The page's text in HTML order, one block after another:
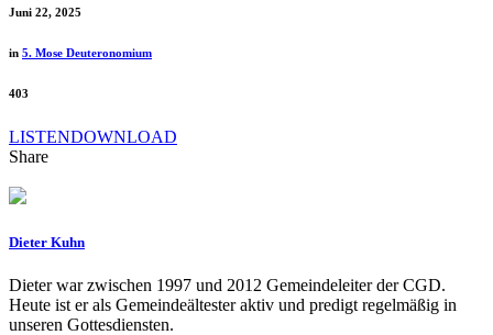
Juni 22, 2025
in 5. Mose Deuteronomium
403
LISTENDOWNLOAD
Share
Dieter Kuhn
Dieter war zwischen 1997 und 2012 Gemeindeleiter der CGD.
Heute ist er als Gemeindeältester aktiv und predigt regelmäßig in
unseren Gottesdiensten.